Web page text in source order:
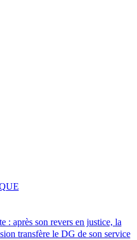
: après son revers en justice, la
transfère le DG de son service